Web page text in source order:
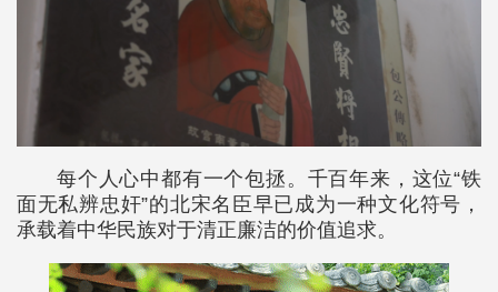
每个人心中都有一个包拯。千百年来，这位“铁
面无私辨忠奸”的北宋名臣早已成为一种文化符号，
承载着中华民族对于清正廉洁的价值追求。